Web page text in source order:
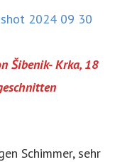
Šibenik- Krka, 18
Schimmer, sehr